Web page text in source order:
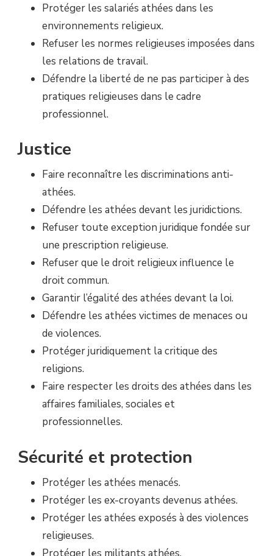
Protéger les salariés athées dans les
environnements religieux.
Refuser les normes religieuses imposées dans
les relations de travail.
Défendre la liberté de ne pas participer à des
pratiques religieuses dans le cadre
professionnel.
Justice
Faire reconnaître les discriminations anti-
athées.
Défendre les athées devant les juridictions.
Refuser toute exception juridique fondée sur
une prescription religieuse.
Refuser que le droit religieux influence le
droit commun.
Garantir l’égalité des athées devant la loi.
Défendre les athées victimes de menaces ou
de violences.
Protéger juridiquement la critique des
religions.
Faire respecter les droits des athées dans les
affaires familiales, sociales et
professionnelles.
Sécurité et protection
Protéger les athées menacés.
Protéger les ex-croyants devenus athées.
Protéger les athées exposés à des violences
religieuses.
Protéger les militants athées.